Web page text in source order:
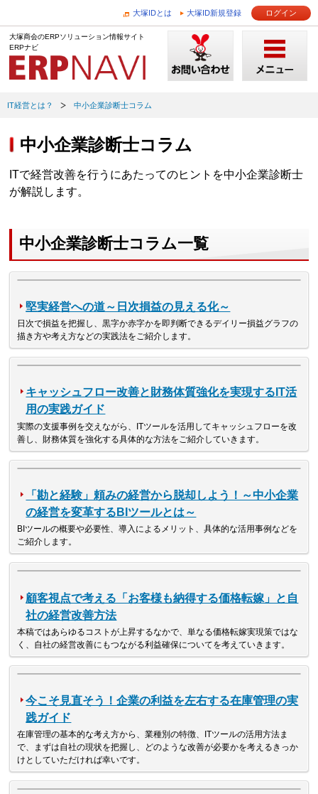
大塚IDとは 大塚ID新規登録 ログイン
大塚商会のERPソリューション情報サイト
ERPナビ
IT経営とは？ 中小企業診断士コラム
中小企業診断士コラム
ITで経営改善を行うにあたってのヒントを中小企業診断士
が解説します。
中小企業診断士コラム一覧
堅実経営への道～日次損益の見える化～
日次で損益を把握し、黒字か赤字かを即判断できるデイリー損益グラフの
描き方や考え方などの実践法をご紹介します。
キャッシュフロー改善と財務体質強化を実現するIT活
用の実践ガイド
実際の支援事例を交えながら、ITツールを活用してキャッシュフローを改
善し、財務体質を強化する具体的な方法をご紹介していきます。
「勘と経験」頼みの経営から脱却しよう！～中小企業
の経営を変革するBIツールとは～
BIツールの概要や必要性、導入によるメリット、具体的な活用事例などを
ご紹介します。
顧客視点で考える「お客様も納得する価格転嫁」と自
社の経営改善方法
本稿ではあらゆるコストが上昇するなかで、単なる価格転嫁実現策ではな
く、自社の経営改善にもつながる利益確保についてを考えていきます。
今こそ見直そう！企業の利益を左右する在庫管理の実
践ガイド
在庫管理の基本的な考え方から、業種別の特徴、ITツールの活用方法ま
で、まずは自社の現状を把握し、どのような改善が必要かを考えるきっか
けとしていただければ幸いです。